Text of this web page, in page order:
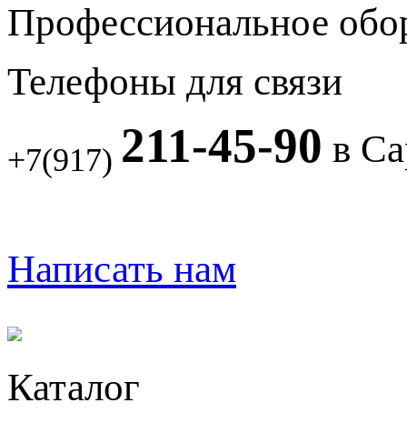
Профессиональное
Телефоны для связи
+7(917) 211-45-90 в
Написать нам
Каталог